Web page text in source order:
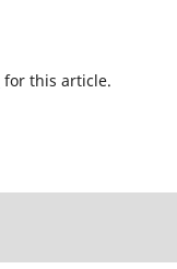
for this article.